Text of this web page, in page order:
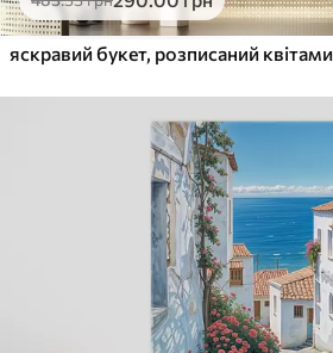
яскравий букет, розписаний квітами